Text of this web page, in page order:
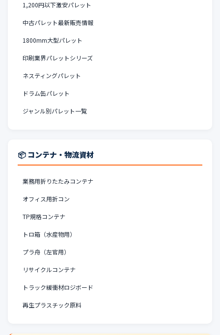
1,200円以下激安パレット
中古パレット最新販売情報
1800mm大型パレット
印刷業界パレットシリーズ
ネスティングパレット
ドラム缶パレット
ジャンル別パレット一覧
📦 コンテナ・物流資材
業務用折りたたみコンテナ
オフィス用折コン
TP規格コンテナ
トロ箱（水産物用）
プラ舟（左官用）
リサイクルコンテナ
トラック緩衝材ロジボード
再生プラスチック原料